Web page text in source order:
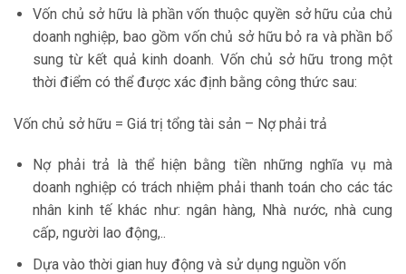
Vốn chủ sở hữu là phần vốn thuộc quyền sở hữu của chủ
doanh nghiệp, bao gồm vốn chủ sở hữu bỏ ra và phần bổ
sung từ kết quả kinh doanh. Vốn chủ sở hữu trong một
thời điểm có thể được xác định bằng công thức sau:
Vốn chủ sở hữu = Giá trị tổng tài sản – Nợ phải trả
Nợ phải trả là thể hiện bằng tiền những nghĩa vụ mà
doanh nghiệp có trách nhiệm phải thanh toán cho các tác
nhân kinh tế khác như: ngân hàng, Nhà nước, nhà cung
cấp, người lao động,..
Dựa vào thời gian huy động và sử dụng nguồn vốn